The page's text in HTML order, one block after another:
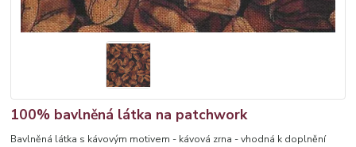
100% bavlněná látka na patchwork
Bavlněná látka s kávovým motivem - kávová zrna - vhodná k doplnění